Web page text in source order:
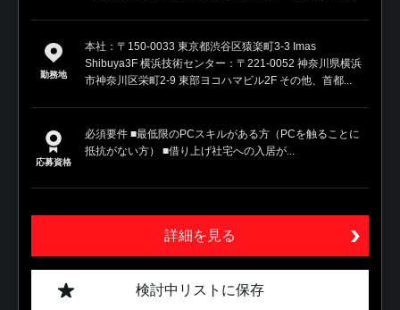
勤務地
本社：〒150-0033 東京都渋谷区猿楽町3-3 Imas
Shibuya3F 横浜技術センター：〒221-0052 神奈川県横浜
市神奈川区栄町2-9 東部ヨコハマビル2F その他、首都...
応募資格
必須要件 ■最低限のPCスキルがある方（PCを触ることに
抵抗がない方） ■借り上げ社宅への入居が...
詳細を見る
検討中リストに保存